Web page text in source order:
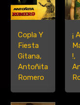
Copla Y
Fiesta
Gitana,
Antoñita
Romero
¡
!,